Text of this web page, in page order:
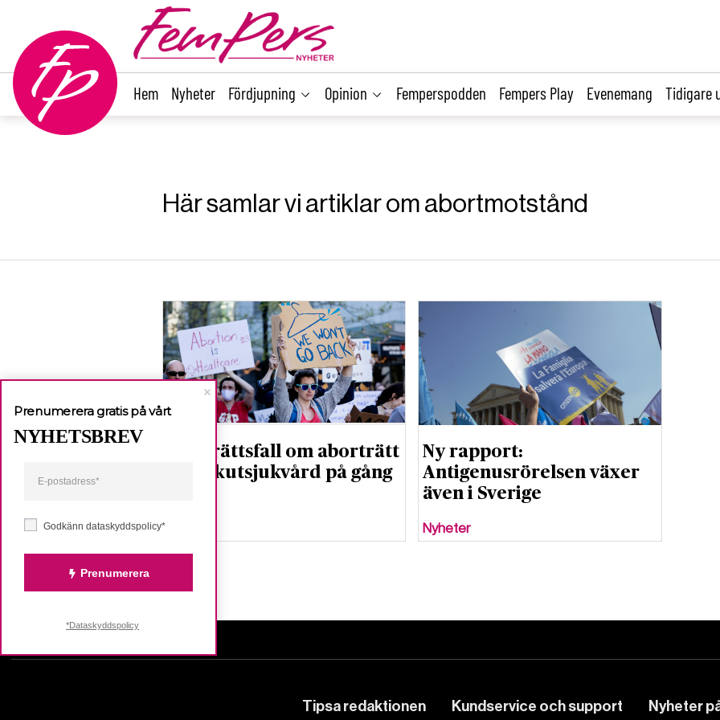
Hem Nyheter Fördjupning Opinion Femperspodden Fempers Play Evenemang Tidigare
Här samlar vi artiklar om abortmotstånd
USA: rättsfall om aborträtt
och akutsjukvård på gång
Ny rapport:
Antigenusrörelsen växer
även i Sverige
Nyheter
Tipsa redaktionen Kundservice och support Nyheter
Godkänn dataskyddspolicy*
Prenumerera
Prenumerera gratis på vårt
NYHETSBREV
*Dataskyddspolicy